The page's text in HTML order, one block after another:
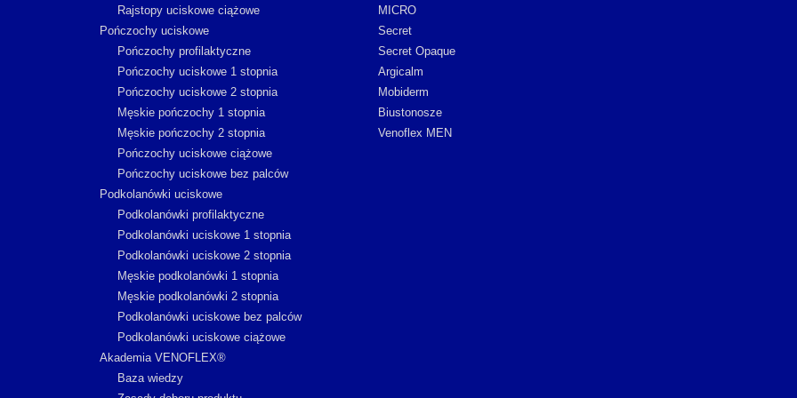
Rajstopy uciskowe ciążowe
Pończochy uciskowe
Pończochy profilaktyczne
Pończochy uciskowe 1 stopnia
Pończochy uciskowe 2 stopnia
Męskie pończochy 1 stopnia
Męskie pończochy 2 stopnia
Pończochy uciskowe ciążowe
Pończochy uciskowe bez palców
Podkolanówki uciskowe
Podkolanówki profilaktyczne
Podkolanówki uciskowe 1 stopnia
Podkolanówki uciskowe 2 stopnia
Męskie podkolanówki 1 stopnia
Męskie podkolanówki 2 stopnia
Podkolanówki uciskowe bez palców
Podkolanówki uciskowe ciążowe
Akademia VENOFLEX®
Baza wiedzy
MICRO
Secret
Secret Opaque
Argicalm
Mobiderm
Biustonosze
Venoflex MEN